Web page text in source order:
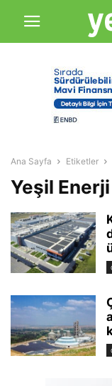
Ana Sayfa Etiketler
Yeşil